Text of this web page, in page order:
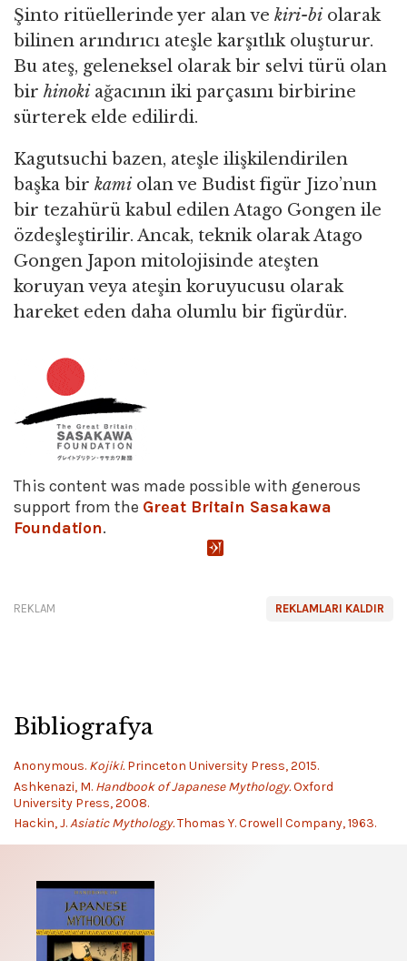
Şinto ritüellerinde yer alan ve kiri-biolarak
bilinen arındırıcı ateşle karşıtlık oluşturur.
Bu ateş, geleneksel olarak bir selvi türü olan
bir hinokiağacının iki parçasını birbirine
sürterek elde edilirdi.
Kagutsuchi bazen, ateşle ilişkilendirilen
başka bir kamiolan ve Budist figür Jizo’nun
bir tezahürü kabul edilen Atago Gongen ile
özdeşleştirilir. Ancak, teknik olarak Atago
Gongen Japon mitolojisinde ateşten
koruyan veya ateşin koruyucusu olarak
hareket eden daha olumlu bir figürdür.
This content was made possible with generous
support from the Great Britain Sasakawa
Foundation.
REKLAMLARI KALDIR
REKLAM
Bibliografya
Anonymous. Kojiki.Princeton University Press, 2015.
Ashkenazi, M. Handbook of Japanese Mythology.Oxford
University Press, 2008.
Hackin, J.Asiatic Mythology.Thomas Y. Crowell Company, 1963.